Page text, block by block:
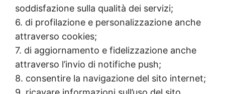
soddisfazione sulla qualità dei servizi;
6. di profilazione e personalizzazione anche
attraverso cookies;
7. di aggiornamento e fidelizzazione anche
attraverso l’invio di notifiche push;
8. consentire la navigazione del sito internet;